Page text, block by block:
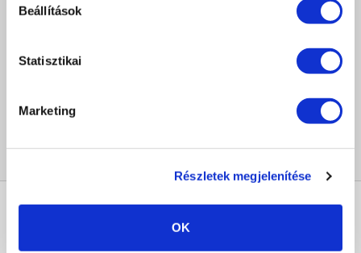
Beállítások
Statisztikai
Marketing
Részletek megjelenítése
OK
8-17H TELEFONON, EMAILBEN
100% BIZTONSÁG